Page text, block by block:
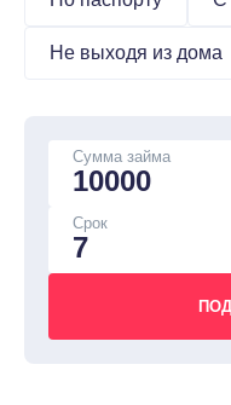
Не выходя из дома
Сумма займа
Срок